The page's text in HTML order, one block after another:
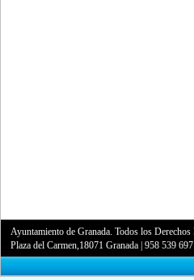
Ayuntamiento de Granada. Todos los Derechos
Plaza del Carmen,18071 Granada |958 539 697